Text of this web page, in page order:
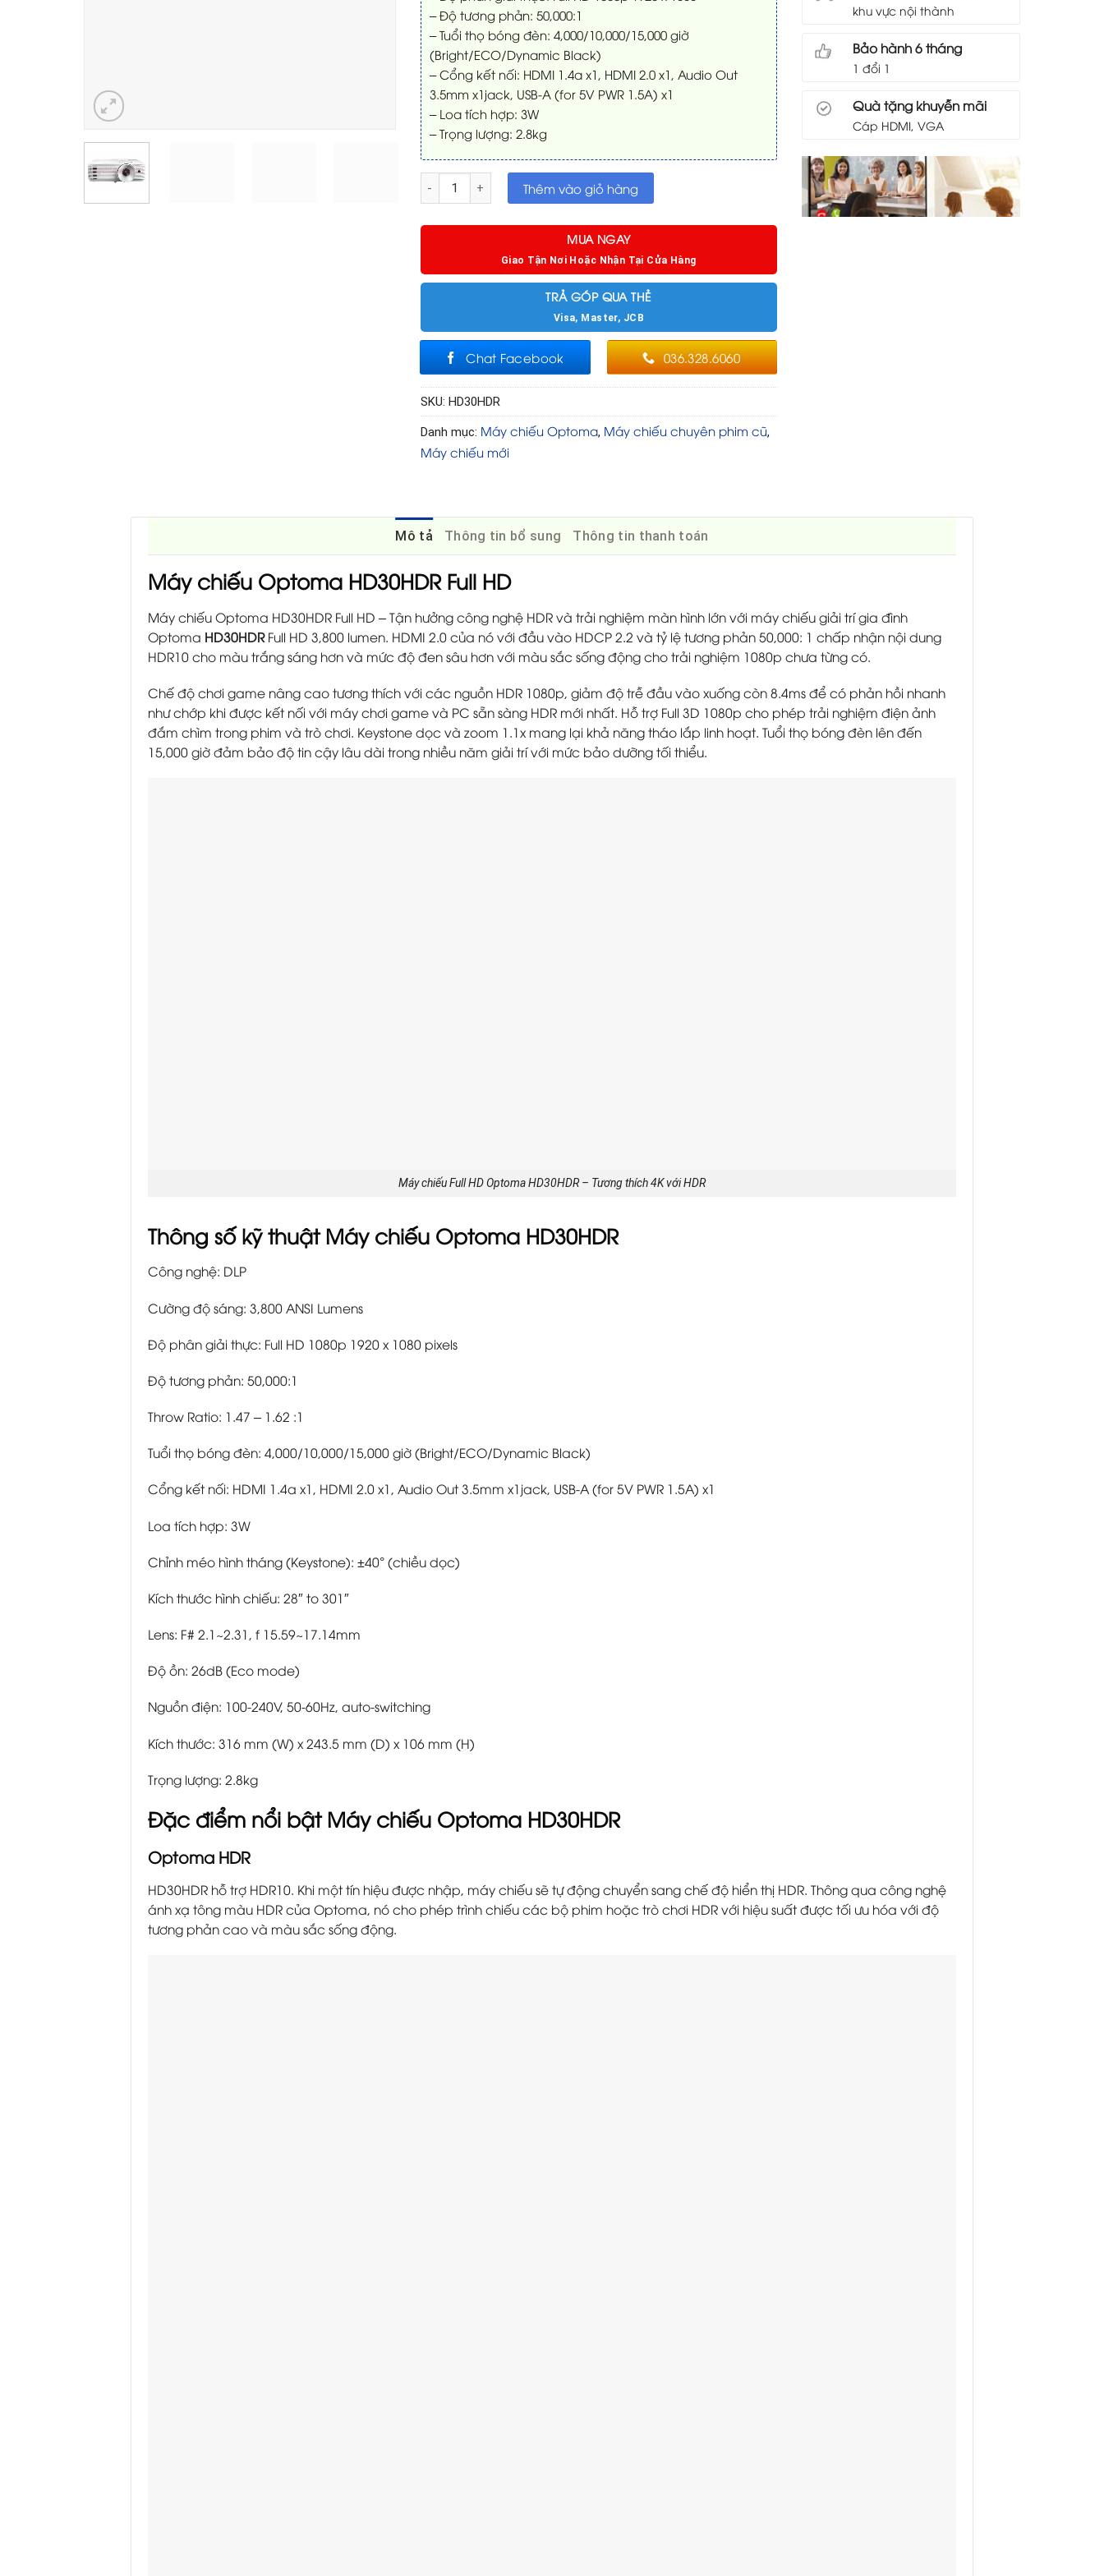
– Độ tương phản: 50,000:1
– Tuổi thọ bóng đèn: 4,000/10,000/15,000 giờ
(Bright/ECO/Dynamic Black)
– Cổng kết nối: HDMI 1.4a x1, HDMI 2.0 x1, Audio Out
3.5mm x1jack, USB-A (for 5V PWR 1.5A) x1
– Loa tích hợp: 3W
– Trọng lượng: 2.8kg
Máy chiếu Optoma HD30HDR Full HD số lượng
Thêm vào giỏ hàng
MUA NGAY
Giao Tận Nơi Hoặc Nhận Tại Cửa Hàng
TRẢ GÓP QUA THẺ
Visa, Master, JCB
Chat Facebook 036.328.6060
SKU: HD30HDR
Danh mục: Máy chiếu Optoma, Máy chiếu chuyên phim cũ,
Máy chiếu mới
khu vực nội thành
Bảo hành 6 tháng
1 đổi 1
Quà tặng khuyễn mãi
Cáp HDMI, VGA
Mô tả Thông tin bổ sung Thông tin thanh toán
Máy chiếu Optoma HD30HDR Full HD
Máy chiếu Optoma HD30HDR Full HD – Tận hưởng công nghệ HDR và trải nghiệm màn hình lớn với máy chiếu giải trí gia đình
Optoma HD30HDRFull HD 3,800 lumen. HDMI 2.0 của nó với đầu vào HDCP 2.2 và tỷ lệ tương phản 50,000: 1 chấp nhận nội dung
HDR10 cho màu trắng sáng hơn và mức độ đen sâu hơn với màu sắc sống động cho trải nghiệm 1080p chưa từng có.
Chế độ chơi game nâng cao tương thích với các nguồn HDR 1080p, giảm độ trễ đầu vào xuống còn 8.4ms để có phản hồi nhanh
như chớp khi được kết nối với máy chơi game và PC sẵn sàng HDR mới nhất. Hỗ trợ Full 3D 1080p cho phép trải nghiệm điện ảnh
đắm chìm trong phim và trò chơi. Keystone dọc và zoom 1.1x mang lại khả năng tháo lắp linh hoạt. Tuổi thọ bóng đèn lên đến
15,000 giờ đảm bảo độ tin cậy lâu dài trong nhiều năm giải trí với mức bảo dưỡng tối thiểu.
Máy chiếu Full HD Optoma HD30HDR – Tương thích 4K với HDR
Thông số kỹ thuật Máy chiếu Optoma HD30HDR
Công nghệ: DLP
Cường độ sáng: 3,800 ANSI Lumens
Độ phân giải thực: Full HD 1080p 1920 x 1080 pixels
Độ tương phản: 50,000:1
Throw Ratio: 1.47 – 1.62 :1
Tuổi thọ bóng đèn: 4,000/10,000/15,000 giờ (Bright/ECO/Dynamic Black)
Cổng kết nối: HDMI 1.4a x1, HDMI 2.0 x1, Audio Out 3.5mm x1jack, USB-A (for 5V PWR 1.5A) x1
Loa tích hợp: 3W
Chỉnh méo hình tháng (Keystone): ±40° (chiều dọc)
Kích thước hình chiếu: 28″ to 301″
Lens: F# 2.1~2.31, f 15.59~17.14mm
Độ ồn: 26dB (Eco mode)
Nguồn điện: 100-240V, 50-60Hz, auto-switching
Kích thước: 316 mm (W) x 243.5 mm (D) x 106 mm (H)
Trọng lượng: 2.8kg
Đặc điểm nổi bật Máy chiếu Optoma HD30HDR
Optoma HDR
HD30HDR hỗ trợ HDR10. Khi một tín hiệu được nhập, máy chiếu sẽ tự động chuyển sang chế độ hiển thị HDR. Thông qua công nghệ
ánh xạ tông màu HDR của Optoma, nó cho phép trình chiếu các bộ phim hoặc trò chơi HDR với hiệu suất được tối ưu hóa với độ
tương phản cao và màu sắc sống động.